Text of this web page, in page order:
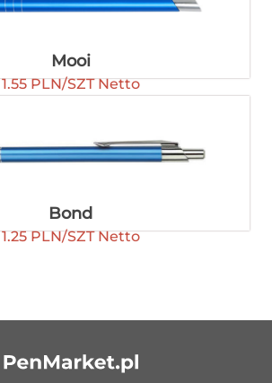
Mooi
1.55 PLN/SZT Netto
Bond
1.25 PLN/SZT Netto